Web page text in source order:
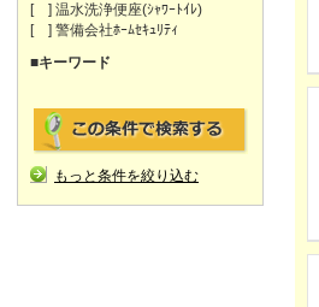
[ ] 温水洗浄便座(ｼｬﾜｰﾄｲﾚ)
[ ] 警備会社ﾎｰﾑｾｷｭﾘﾃｨ
■キーワード
もっと条件を絞り込む